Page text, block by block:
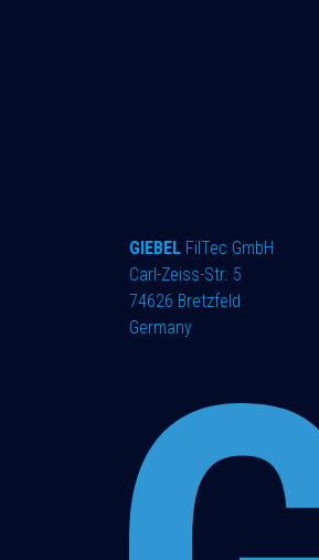
GIEBEL FilTec GmbH
Carl-Zeiss-Str. 5
74626 Bretzfeld
Germany